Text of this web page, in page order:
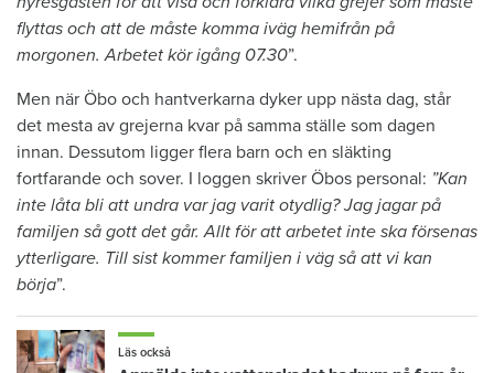
flyttas och att de måste komma iväg hemifrån på
morgonen. Arbetet kör igång 07.30”.
Men när Öbo och hantverkarna dyker upp nästa dag, står
det mesta av grejerna kvar på samma ställe som dagen
innan. Dessutom ligger flera barn och en släkting
fortfarande och sover. I loggen skriver Öbos personal: ”Kan
inte låta bli att undra var jag varit otydlig? Jag jagar på
familjen så gott det går. Allt för att arbetet inte ska försenas
ytterligare. Till sist kommer familjen i väg så att vi kan
börja”.
Läs också